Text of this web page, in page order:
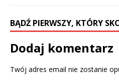
BĄDŹ PIERWSZY, KTÓRY
Dodaj komentarz
Twój adres email nie zostanie